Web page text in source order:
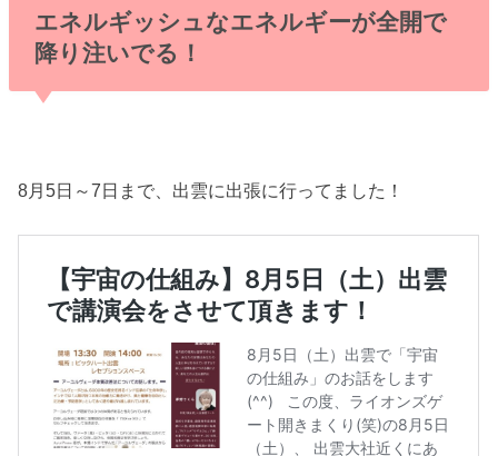
エネルギッシュなエネルギーが全開で
降り注いでる！
8月5日～7日まで、出雲に出張に行ってました！